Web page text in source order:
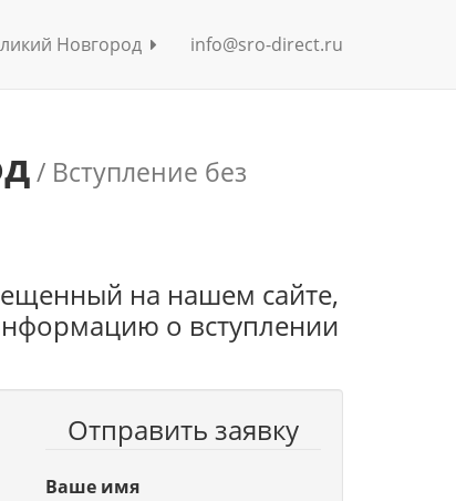
Новгород info@sro-direct.ru
/ Вступление без
на нашем сайте,
о вступлении
Отправить заявку
Ваше имя